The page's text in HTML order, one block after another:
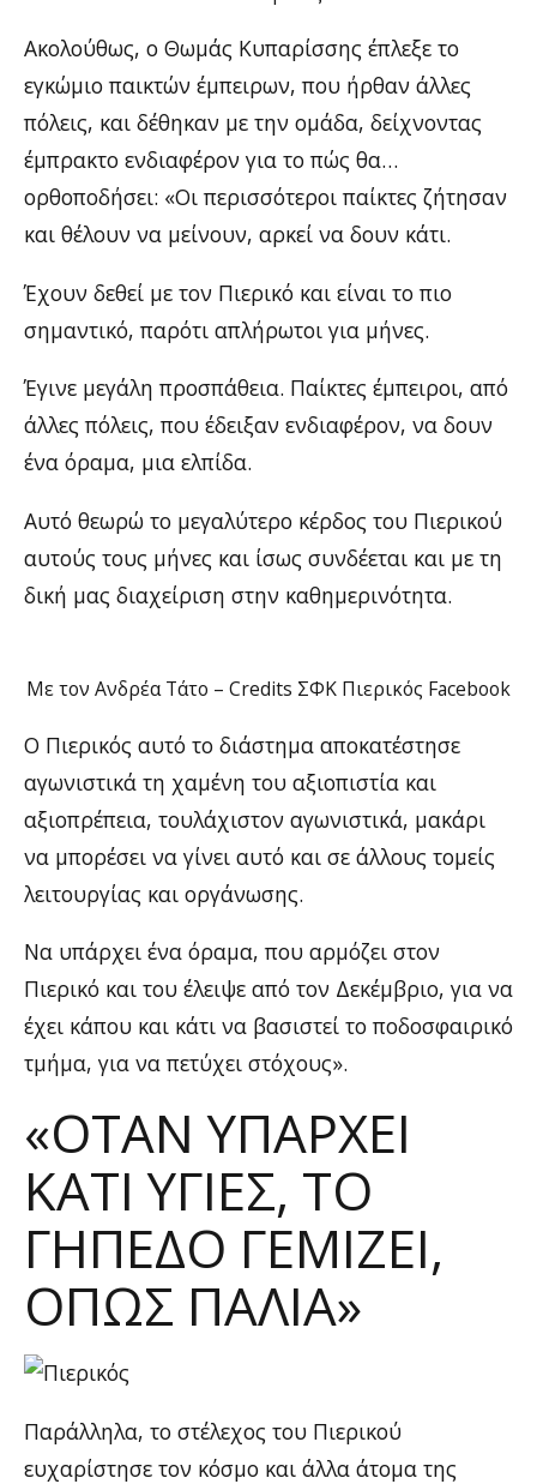
Ακολούθως, ο Θωμάς Κυπαρίσσης έπλεξε το
εγκώμιο παικτών έμπειρων, που ήρθαν άλλες
πόλεις, και δέθηκαν με την ομάδα, δείχνοντας
έμπρακτο ενδιαφέρον για το πώς θα…
ορθοποδήσει: «Οι περισσότεροι παίκτες ζήτησαν
και θέλουν να μείνουν, αρκεί να δουν κάτι.
Έχουν δεθεί με τον Πιερικό και είναι το πιο
σημαντικό, παρότι απλήρωτοι για μήνες.
Έγινε μεγάλη προσπάθεια. Παίκτες έμπειροι, από
άλλες πόλεις, που έδειξαν ενδιαφέρον, να δουν
ένα όραμα, μια ελπίδα.
Αυτό θεωρώ το μεγαλύτερο κέρδος του Πιερικού
αυτούς τους μήνες και ίσως συνδέεται και με τη
δική μας διαχείριση στην καθημερινότητα.
Με τον Ανδρέα Τάτο – Credits ΣΦΚ Πιερικός Facebook
Ο Πιερικός αυτό το διάστημα αποκατέστησε
αγωνιστικά τη χαμένη του αξιοπιστία και
αξιοπρέπεια, τουλάχιστον αγωνιστικά, μακάρι
να μπορέσει να γίνει αυτό και σε άλλους τομείς
λειτουργίας και οργάνωσης.
Να υπάρχει ένα όραμα, που αρμόζει στον
Πιερικό και του έλειψε από τον Δεκέμβριο, για να
έχει κάπου και κάτι να βασιστεί το ποδοσφαιρικό
τμήμα, για να πετύχει στόχους».
«ΌΤΑΝ ΥΠΆΡΧΕΙ
ΚΆΤΙ ΥΓΙΈΣ, ΤΟ
ΓΉΠΕΔΟ ΓΕΜΊΖΕΙ,
ΌΠΩΣ ΠΑΛΙΆ»
Παράλληλα, το στέλεχος του Πιερικού
ευχαρίστησε τον κόσμο και άλλα άτομα της